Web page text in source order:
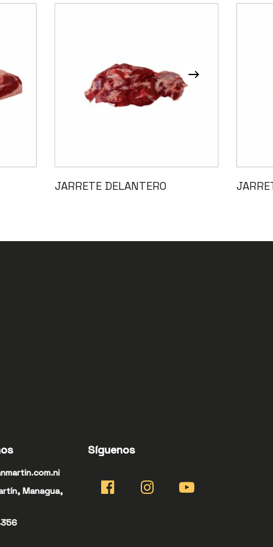
JARRETE DELANTERO
Managua,
Síguenos